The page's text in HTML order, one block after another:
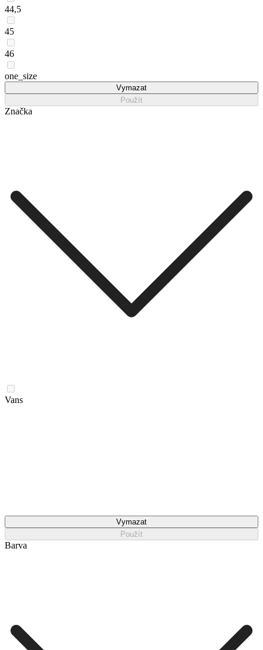
44,5
45
46
one_size
Vymazat
Použít
Značka
Vans
Vymazat
Použít
Barva